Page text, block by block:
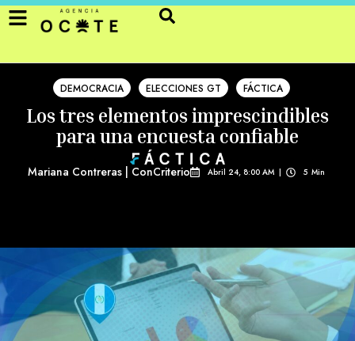
DEMOCRACIA ELECCIONES GT FÁCTICA
Los tres elementos imprescindibles
para una encuesta confiable
Mariana Contreras | ConCriterio Abril 24, 8:00 AM | 5 Min